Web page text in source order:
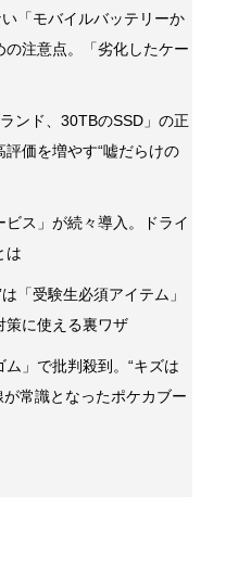
「モバイルバッテリーか
の注意点。「劣化したケー
ンド、30TBのSSD」の正
価を増やす“嘘だらけの
ス」が続々導入。ドライ
は
「受験生必須アイテム」
策に使える裏ワザ
」で批判殺到。“キズは
常識となったポケカブー